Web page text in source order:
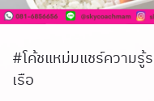
#โค้ชแหม่มแชร์ความ
เรือ